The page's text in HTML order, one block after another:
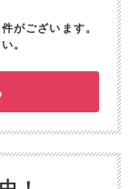
がございます。
。